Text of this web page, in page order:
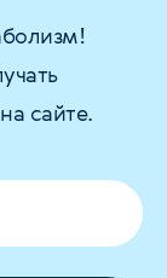
сайте.